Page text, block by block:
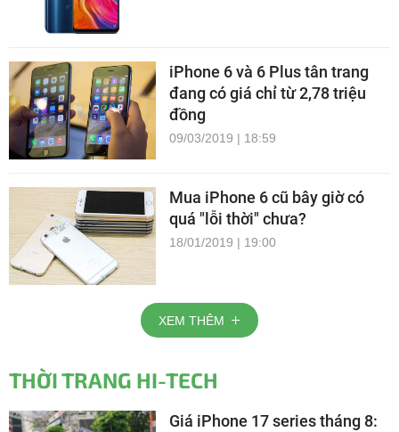
iPhone 6 và 6 Plus tân trang
đang có giá chỉ từ 2,78 triệu
đồng
09/03/2019 | 18:59
Mua iPhone 6 cũ bây giờ có
quá "lỗi thời" chưa?
18/01/2019 | 19:00
XEM THÊM
THỜI TRANG HI-TECH
Giá iPhone 17 series tháng 8: